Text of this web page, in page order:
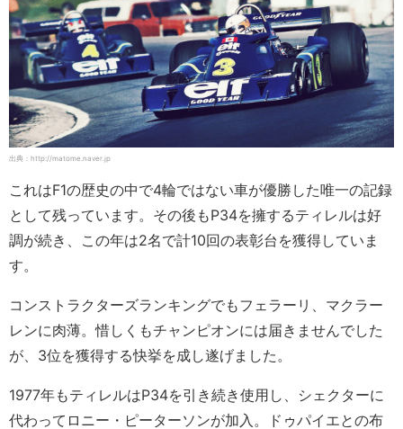
出典：http://matome.naver.jp
これはF1の歴史の中で4輪ではない車が優勝した唯一の記録
として残っています。その後もP34を擁するティレルは好
調が続き、この年は2名で計10回の表彰台を獲得していま
す。
コンストラクターズランキングでもフェラーリ、マクラー
レンに肉薄。惜しくもチャンピオンには届きませんでした
が、3位を獲得する快挙を成し遂げました。
1977年もティレルはP34を引き続き使用し、シェクターに
代わってロニー・ピーターソンが加入。ドゥパイエとの布